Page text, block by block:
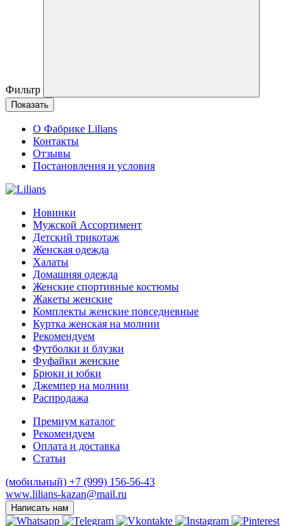
Фильтр
Показать
О Фабрике Lilians
Контакты
Отзывы
Постановления и условия
Новинки
Мужской Ассортимент
Детcкий трикотаж
Женская одежда
Халаты
Домашняя одежда
Женские спортивные костюмы
Жакеты женские
Комплекты женские повседневные
Куртка женская на молнии
Рекомендуем
Футболки и блузки
Фуфайки женские
Брюки и юбки
Джемпер на молнии
Распродажа
Премиум каталог
Рекомендуем
Оплата и доставка
Статьи
(мобильный) +7 (999) 156-56-43
www.lilians-kazan@mail.ru
Написать нам